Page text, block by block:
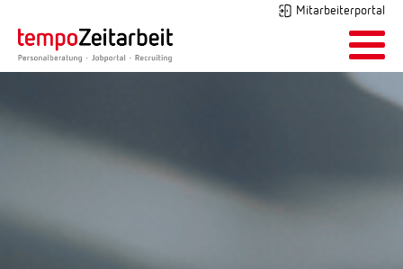
Mitarbeiterportal